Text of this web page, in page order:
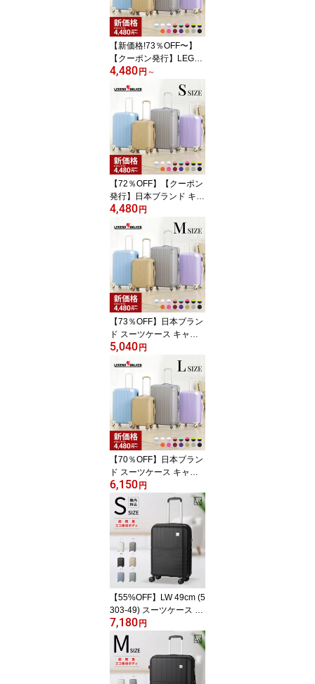
【新価格!73％OFF〜】
【クーポン発行】LEGE
ND WALKER （5082-55,
60,67） スーツケース キ
ャリーケース ファスナー
タイプ 軽量 大容量 機内
持込 1年保証 容量拡張 T
Sロック バイカラー カラ
フル かわいい 女子旅 修
学旅行 防災 S/M/L 1〜7
泊 あす楽 送料無料
4,480 円 ～
【72％OFF】【クーポン
発行】日本ブランド キャ
リーケース スーツケース
S サイズ【45万台の販売
実績!】キャリーバッグ 3
泊 4日 レジェンドウォー
カー 1年保証 軽量 拡張
安い 修学旅行 ファスナ
ー 軽い ハード 2日 2泊 3
日 旅行用 女子旅 かわい
い LEGEND WALKER 50
82-55
4,480 円
【73％OFF】日本ブラン
ド スーツケース キャリ
ーケース 【販売45万台
突破】キャリーバッグ M
サイズ 1年保証 修学旅行
軽い かわいい 中型 安い
ファスナー 容量拡張 3泊
4日 4泊 5日 1週間 用 508
2-60 レジェンドウォーカ
ー LEGEND WALKER
5,040 円
【70％OFF】日本ブラン
ド スーツケース キャリ
ーケース 【販売45万台
突破】 L サイズ キャリー
バッグ 1年保証 修学旅行
大型 容量拡張 女子旅 か
わいい ファスナー 海外
旅行 LEGEND WALKER
1週間 7泊 8日 9日 レジェ
ンドウォーカー 5082-67
6,150 円
【55%OFF】LW 49cm (5
303-49) スーツケース キ
ャリーケース キャリーバ
ッグ ファスナータイプ
超軽量 PP ポリプロピレ
ン エコ ダイヤルロック
静音ダブルキャスター シ
7,180 円